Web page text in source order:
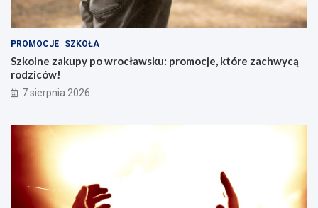
PROMOCJE SZKOŁA
Szkolne zakupy po wrocławsku: promocje, które zachwycą
rodziców!
7 sierpnia 2026